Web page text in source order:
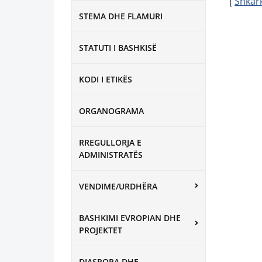
STEMA DHE FLAMURI
STATUTI I BASHKISË
KODI I ETIKËS
ORGANOGRAMA
RREGULLORJA E
ADMINISTRATËS
VENDIME/URDHËRA
BASHKIMI EVROPIAN DHE
PROJEKTET